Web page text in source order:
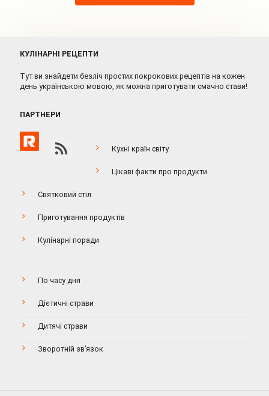
КУЛІНАРНІ РЕЦЕПТИ
Тут ви знайдети безліч простих покрокових рецептів на кожен
день українською мовою, як можна приготувати смачно стави!
ПАРТНЕРИ
Кухні країн світу
Цікаві факти про продукти
Святковий стіл
Приготування продуктів
Кулінарні поради
По часу дня
Дієтичні страви
Дитячі страви
Зворотній зв’язок